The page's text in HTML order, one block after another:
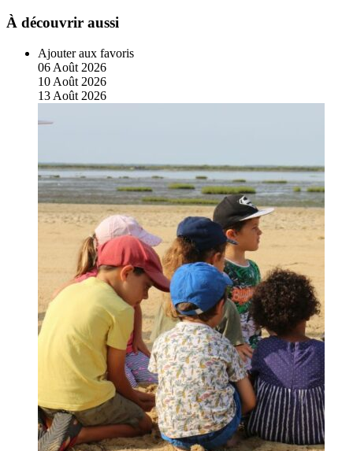
À découvrir aussi
Ajouter aux favoris
06 Août 2026
10 Août 2026
13 Août 2026